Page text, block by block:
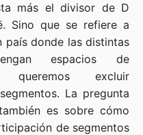
más el divisor de D
Sino que se refiere a
país donde las distintas
espacios de
excluir
La pregunta
es sobre cómo
de segmentos